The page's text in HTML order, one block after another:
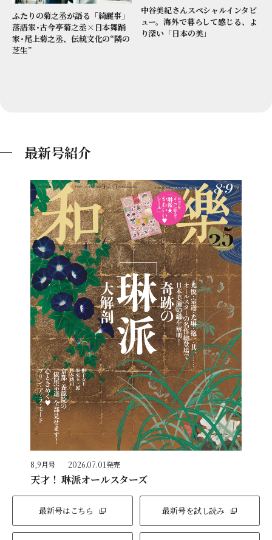
ふたりの菊之丞が語る「綺麗事」
落語家･古今亭菊之丞×日本舞踊
家･尾上菊之丞、伝統文化の“隣の
芝生”
中谷美紀さんスペシャルインタビ
ュー。海外で暮らして感じる、よ
り深い「日本の美」
最新号紹介
8,9月号 2026.07.01発売
天才！ 琳派オールスターズ
最新号はこちら 最新号を試し読み